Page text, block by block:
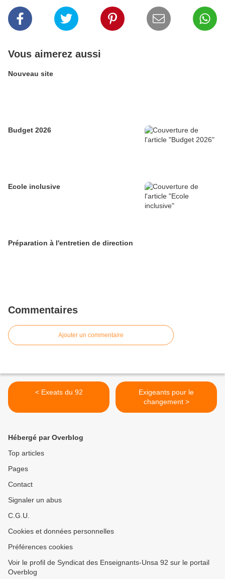
Vous aimerez aussi
Nouveau site
Budget 2026
Ecole inclusive
Préparation à l'entretien de direction
Commentaires
Ajouter un commentaire
< Exeats du 92
Exigeants pour le
changement >
Hébergé par Overblog
Top articles
Pages
Contact
Signaler un abus
C.G.U.
Cookies et données personnelles
Préférences cookies
Voir le profil de Syndicat des Enseignants-Unsa 92 sur le portail
Overblog